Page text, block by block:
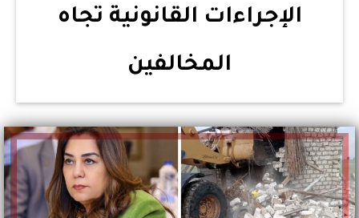
الإجراءات القانونية تجاه
المخالفين